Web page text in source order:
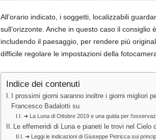
All’orario indicato, i soggetti, localizzabili
sull’orizzonte. Anche in questo caso il
includendo il paesaggio, per rendere più
difficile regolare le impostazioni della
Indice dei contenuti
I prossimi giorni saranno inoltre i giorni migliori
Francesco Badalotti su
➜ La Luna di Ottobre 2019 e una guida per
Le effemeridi di Luna e pianeti le trovi nel Cielo
➜ Leggi le indicazioni di Giuseppe Petricca sui